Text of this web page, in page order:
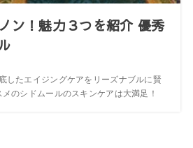
ン！魅力３つを紹介 優秀
したエイジングケアをリーズナブルに賢
のシドムールのスキンケアは大満足！